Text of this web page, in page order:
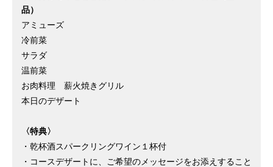
品）
アミューズ
冷前菜
サラダ
温前菜
お肉料理 薪火焼きグリル
本日のデザート
〈特典〉
・乾杯酒スパークリングワイン１杯付
・コースデザートに、ご希望のメッセージをお添えすること